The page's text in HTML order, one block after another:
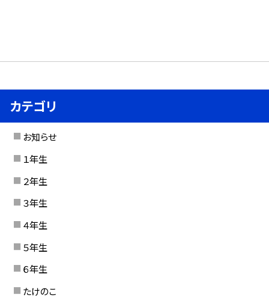
カテゴリ
お知らせ
１年生
２年生
３年生
４年生
５年生
６年生
たけのこ